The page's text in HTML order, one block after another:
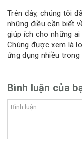
Trên đây, chúng tôi
những điều cần biết
giúp ích cho những
Chúng được xem là
ứng dụng nhiều trong
Bình luận của